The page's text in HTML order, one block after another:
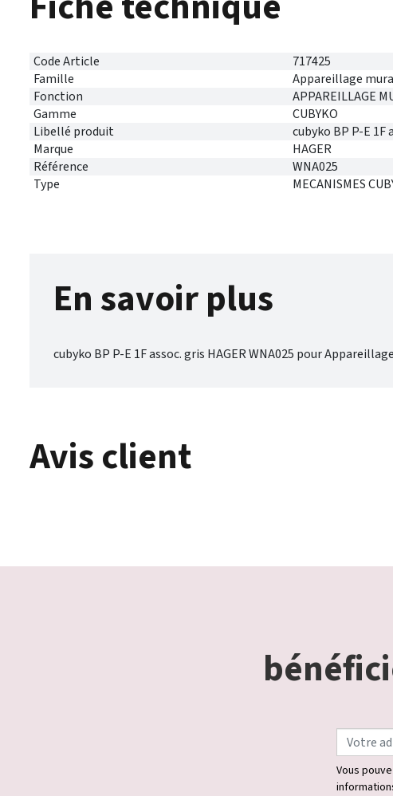
Code Article
717425
Famille
Appareillage
Fonction
APPAREILLAGE
Gamme
CUBYKO
Libellé produit
cubyko BP P-E 1F
Marque
HAGER
Référence
WNA025
Type
MECANISMES
En savoir plus
cubyko BP P-E 1F assoc. gris HAGER WNA025 pour
Avis client
Vous